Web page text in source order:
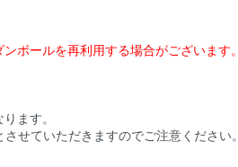
ボールを再利用する場合がございます。
ます。
せていただきますのでご注意ください。